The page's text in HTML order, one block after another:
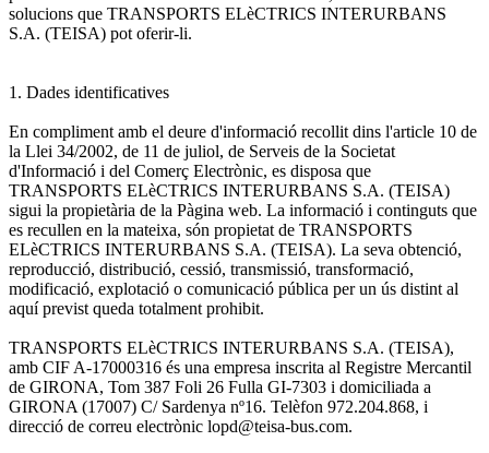
solucions que TRANSPORTS ELèCTRICS INTERURBANS
S.A. (TEISA) pot oferir-li.
1. Dades identificatives
En compliment amb el deure d'informació recollit dins l'article 10 de
la Llei 34/2002, de 11 de juliol, de Serveis de la Societat
d'Informació i del Comerç Electrònic, es disposa que
TRANSPORTS ELèCTRICS INTERURBANS S.A. (TEISA)
sigui la propietària de la Pàgina web. La informació i continguts que
es recullen en la mateixa, són propietat de TRANSPORTS
ELèCTRICS INTERURBANS S.A. (TEISA). La seva obtenció,
reproducció, distribució, cessió, transmissió, transformació,
modificació, explotació o comunicació pública per un ús distint al
aquí previst queda totalment prohibit.
TRANSPORTS ELèCTRICS INTERURBANS S.A. (TEISA),
amb CIF A-17000316 és una empresa inscrita al Registre Mercantil
de GIRONA, Tom 387 Foli 26 Fulla GI-7303 i domiciliada a
GIRONA (17007) C/ Sardenya nº16. Telèfon 972.204.868, i
direcció de correu electrònic lopd@teisa-bus.com.